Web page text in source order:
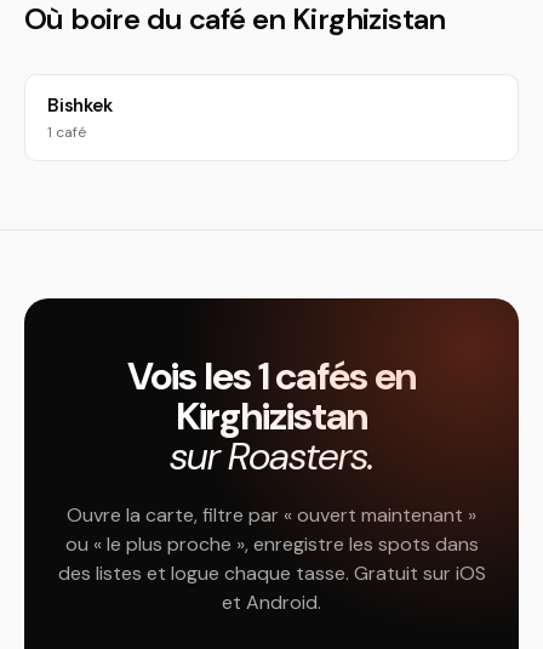
Où boire du café en Kirghizistan
Bishkek
1 café
Vois les 1 cafés en
Kirghizistan
sur Roasters.
Ouvre la carte, filtre par « ouvert maintenant »
ou « le plus proche », enregistre les spots dans
des listes et logue chaque tasse. Gratuit sur iOS
et Android.